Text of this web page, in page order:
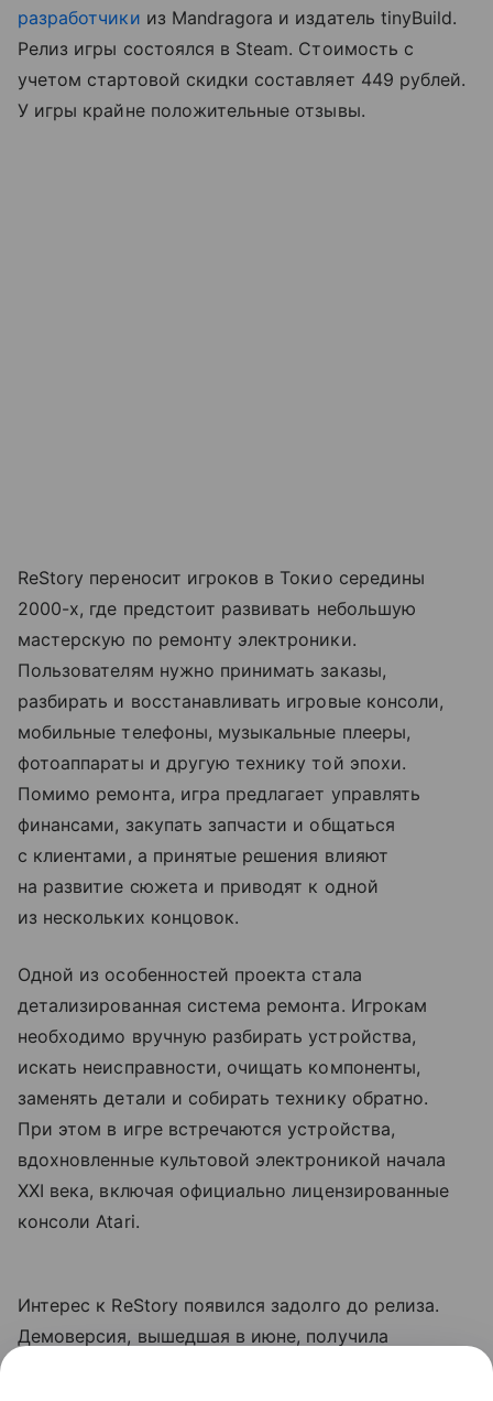
разработчики из Mandragora и издатель tinyBuild.
Релиз игры состоялся в Steam. Стоимость с
учетом стартовой скидки составляет 449 рублей.
У игры крайне положительные отзывы.
ReStory переносит игроков в Токио середины
2000-х, где предстоит развивать небольшую
мастерскую по ремонту электроники.
Пользователям нужно принимать заказы,
разбирать и восстанавливать игровые консоли,
мобильные телефоны, музыкальные плееры,
фотоаппараты и другую технику той эпохи.
Помимо ремонта, игра предлагает управлять
финансами, закупать запчасти и общаться
с клиентами, а принятые решения влияют
на развитие сюжета и приводят к одной
из нескольких концовок.
Одной из особенностей проекта стала
детализированная система ремонта. Игрокам
необходимо вручную разбирать устройства,
искать неисправности, очищать компоненты,
заменять детали и собирать технику обратно.
При этом в игре встречаются устройства,
вдохновленные культовой электроникой начала
XXI века, включая официально лицензированные
консоли Atari.
Интерес к ReStory появился задолго до релиза.
Демоверсия, вышедшая в июне, получила